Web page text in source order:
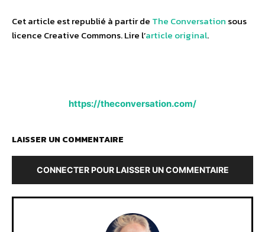
Cet article est republié à partir de The Conversation sous
licence Creative Commons. Lire l’article original.
https://theconversation.com/
LAISSER UN COMMENTAIRE
CONNECTER POUR LAISSER UN COMMENTAIRE